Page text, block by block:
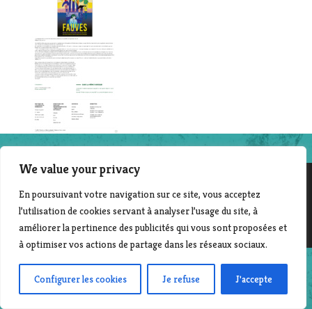
We value your privacy
En poursuivant votre navigation sur ce site, vous acceptez
l’utilisation de cookies servant à analyser l’usage du site, à
améliorer la pertinence des publicités qui vous sont proposées et
à optimiser vos actions de partage dans les réseaux sociaux.
Configurer les cookies Je refuse J'accepte
©2014-2025 File en scène - Contact :Laurent Beyer
| Création & développement : Corinne Morvan
www.pro-file-design.com